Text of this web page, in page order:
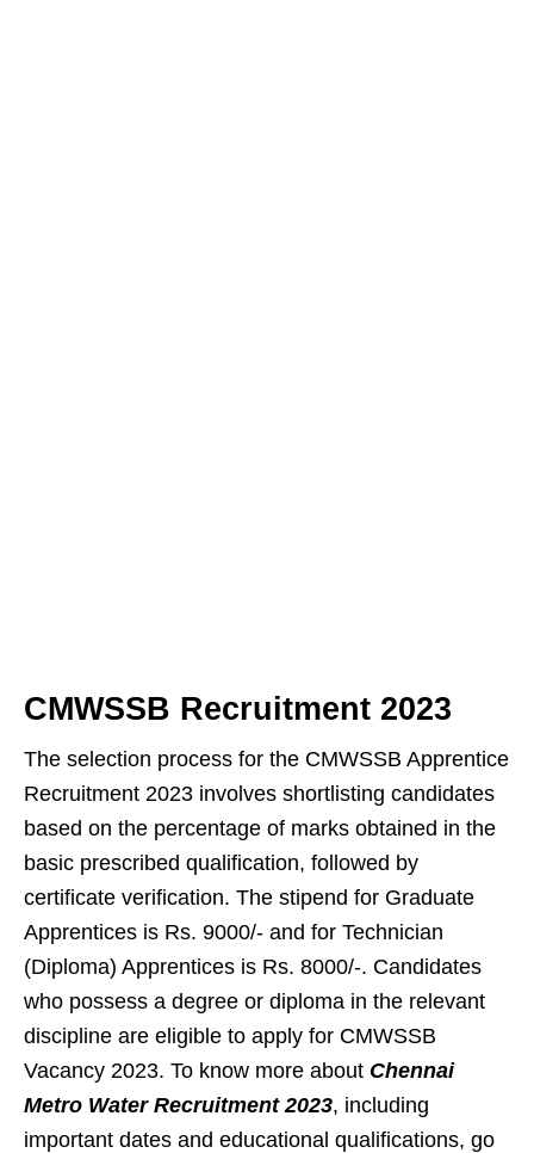
CMWSSB Recruitment 2023
The selection process for the CMWSSB Apprentice
Recruitment 2023 involves shortlisting candidates
based on the percentage of marks obtained in the
basic prescribed qualification, followed by
certificate verification. The stipend for Graduate
Apprentices is Rs. 9000/- and for Technician
(Diploma) Apprentices is Rs. 8000/-. Candidates
who possess a degree or diploma in the relevant
discipline are eligible to apply for CMWSSB
Vacancy 2023. To know more about Chennai
Metro Water Recruitment 2023, including
important dates and educational qualifications, go